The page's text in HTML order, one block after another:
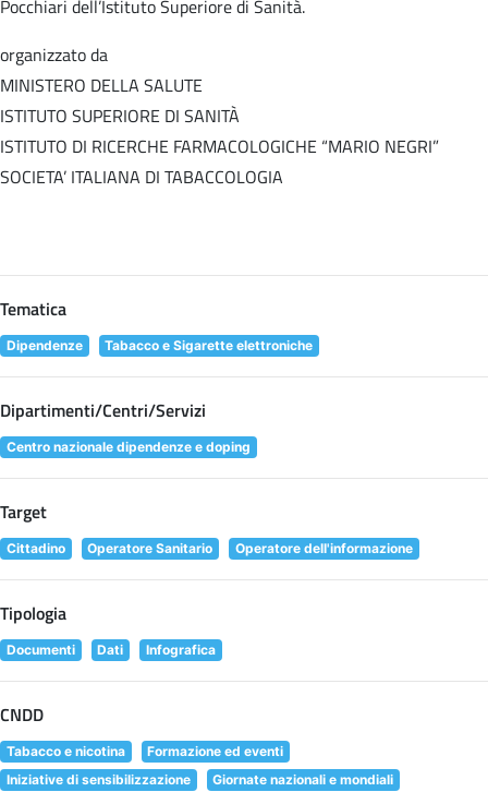
Pocchiari dell’Istituto Superiore di Sanità.
organizzato da
MINISTERO DELLA SALUTE
ISTITUTO SUPERIORE DI SANITÀ
ISTITUTO DI RICERCHE FARMACOLOGICHE “MARIO NEGRI”
SOCIETA’ ITALIANA DI TABACCOLOGIA
Tematica
Dipendenze Tabacco e Sigarette elettroniche
Dipartimenti/Centri/Servizi
Centro nazionale dipendenze e doping
Target
Cittadino Operatore Sanitario Operatore dell'informazione
Tipologia
Documenti Dati Infografica
CNDD
Tabacco e nicotina
Formazione ed eventi
Iniziative di sensibilizzazione
Giornate nazionali e mondiali